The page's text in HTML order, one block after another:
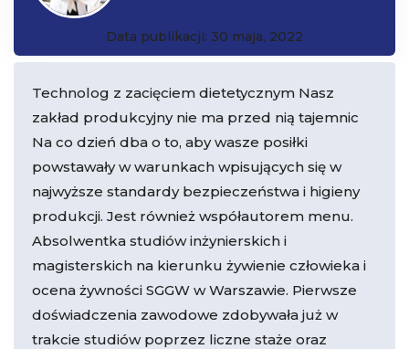
Data publikacji: 30 maja, 2022
Technolog z zacięciem dietetycznym Nasz
zakład produkcyjny nie ma przed nią tajemnic
Na co dzień dba o to, aby wasze posiłki
powstawały w warunkach wpisujących się w
najwyższe standardy bezpieczeństwa i higieny
produkcji. Jest również współautorem menu.
Absolwentka studiów inżynierskich i
magisterskich na kierunku żywienie człowieka i
ocena żywności SGGW w Warszawie. Pierwsze
doświadczenia zawodowe zdobywała już w
trakcie studiów poprzez liczne staże oraz